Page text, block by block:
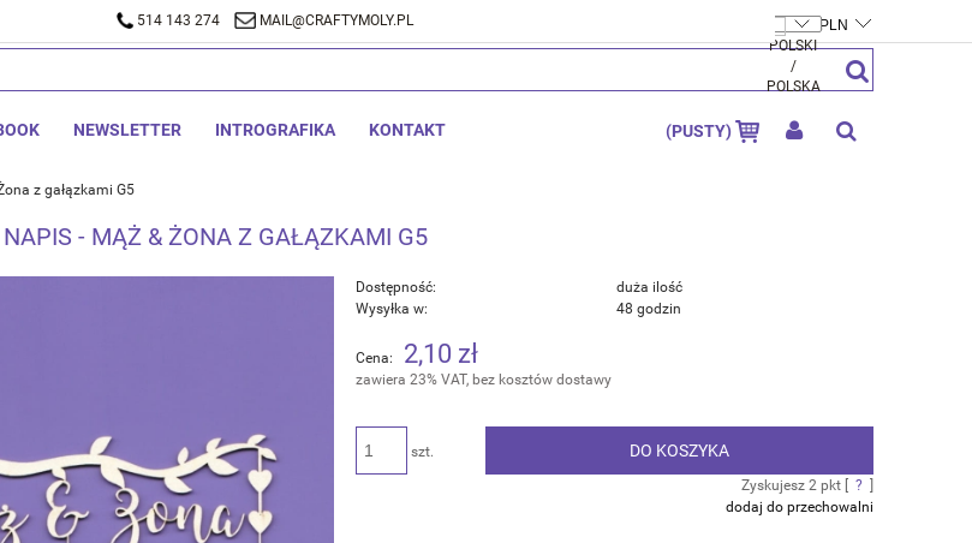
150 ZŁ 514 143 274 MAIL@CRAFTYMOLY.PL ZALOGUJ SIĘ
(PUSTY)
NEWSLETTER INTROGRAFIKA KONTAKT
z gałązkami G5
514 143 274 MAIL@CRAFTYMOLY.PL
- MĄŻ & ŻONA Z GAŁĄZKAMI G5
Dostępność:
duża ilość
Wysyłka w:
48 godzin
Cena: 2,10 zł
zawiera 23% VAT, bez kosztów dostawy
szt. DO KOSZYKA
Zyskujesz 2pkt [ ?
dodaj do przechowalni